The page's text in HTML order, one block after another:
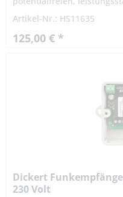
Schalten von...
Artikel-Nr.: HS11635
125,00 € *
Dickert
230 Volt